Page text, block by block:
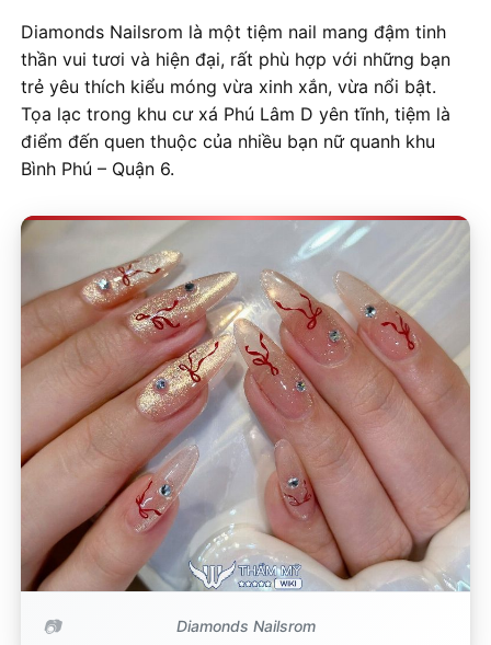
Diamonds Nailsrom là một tiệm nail mang đậm tinh
thần vui tươi và hiện đại, rất phù hợp với những bạn
trẻ yêu thích kiểu móng vừa xinh xắn, vừa nổi bật.
Tọa lạc trong khu cư xá Phú Lâm D yên tĩnh, tiệm là
điểm đến quen thuộc của nhiều bạn nữ quanh khu
Bình Phú – Quận 6.
Diamonds Nailsrom